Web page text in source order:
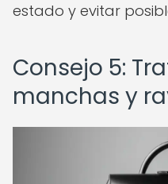
estado y evitar
Consejo 5:
manchas y